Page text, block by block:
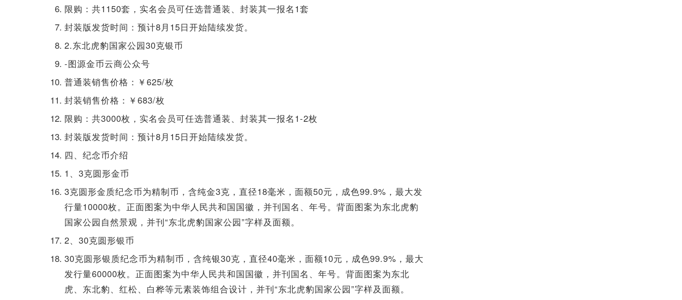
限购：共1150套，实名会员可任选普通装、封装其一报名1套
封装版发货时间：预计8月15日开始陆续发货。
2.东北虎豹国家公园30克银币
-图源金币云商公众号
普通装销售价格：￥625/枚
封装销售价格：￥683/枚
限购：共3000枚，实名会员可任选普通装、封装其一报名1-2枚
封装版发货时间：预计8月15日开始陆续发货。
四、纪念币介绍
1、3克圆形金币
3克圆形金质纪念币为精制币，含纯金3克，直径18毫米，面额50元，成色99.9%，最大发
行量10000枚。正面图案为中华人民共和国国徽，并刊国名、年号。背面图案为东北虎豹
国家公园自然景观，并刊“东北虎豹国家公园”字样及面额。
2、30克圆形银币
30克圆形银质纪念币为精制币，含纯银30克，直径40毫米，面额10元，成色99.9%，最大
发行量60000枚。正面图案为中华人民共和国国徽，并刊国名、年号。背面图案为东北
虎、东北豹、红松、白桦等元素装饰组合设计，并刊“东北虎豹国家公园”字样及面额。